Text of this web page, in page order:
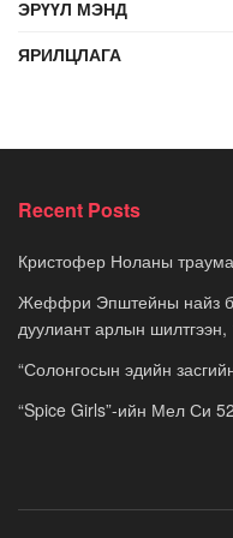
ЭРҮҮЛ МЭНД
ЯРИЛЦЛАГА
Recent Posts
Кристофер Ноланы
Жеффри Эпштейны найз
дуулиант арлын
“Солонгосын эдийн
“Spice Girls”-ийн Мел Си